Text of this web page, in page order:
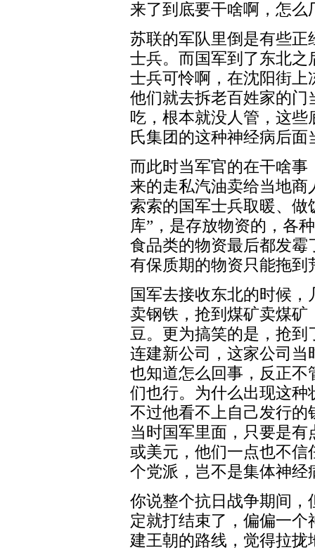
来了到底要干啥啊，怎么
苏联的军队里倒是有些
士兵。而国军到了东北
士兵可怜啊，在沈阳街
他们就去拆老百姓家的
吃，根本就没人管，这
氏集团的这种神经病后
而此时当军官的在干啥
来的走私汽油卖给当地
索索的国军士兵取暖、做
库”，是存放物资的，各
食品类的物资最后都发
有保质期的物资只能拖
国军去接收东北的时候
卖钢铁，抢到煤矿卖煤
豆。更为搞笑的是，抢
连建新公司，这家公司
也知道怎么回事，反正
们也行。为什么出现这种
不过他看不上自己发行
当时国军里面，只要是
或美元，他们一点也不信
个党派，岂不是集体神经
你说整个抗日战争期间
定就打结束了，偏偏一
建王朝的路线，觉得拉